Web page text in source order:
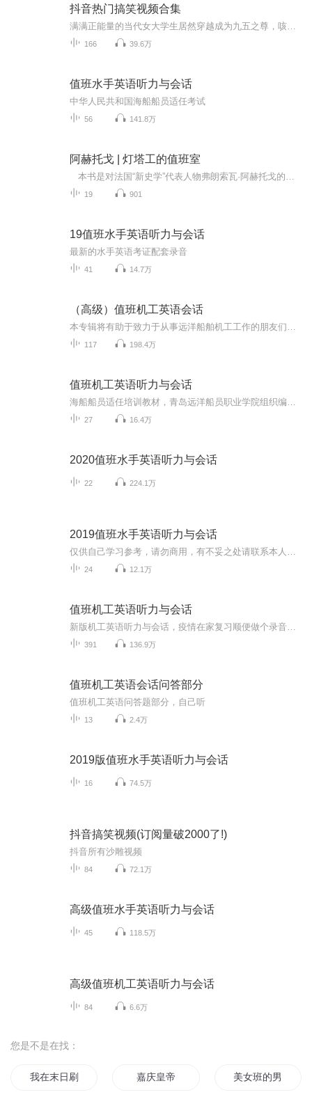
抖音热门搞笑视频合集
166 39.6万
值班水手英语听力与会话
中华人民共和国海船船员适任考试
56 141.8万
阿赫托戈 | 灯塔工的值班室
19 901
19值班水手英语听力与会话
最新的水手英语考证配套录音
41 14.7万
（高级）值班机工英语会话
117 198.4万
值班机工英语听力与会话
27 16.4万
2020值班水手英语听力与会话
22 224.1万
2019值班水手英语听力与会话
24 12.1万
值班机工英语听力与会话
391 136.9万
值班机工英语会话问答部分
值班机工英语问答题部分，自己听
13 2.4万
2019版值班水手英语听力与会话
16 74.5万
抖音搞笑视频(订阅量破2000了!)
抖音所有沙雕视频
84 72.1万
高级值班水手英语听力与会话
45 118.5万
高级值班机工英语听力与会话
84 6.6万
您是不是在找：
我在末日刷抖音 嘉庆皇帝 美女班的男班长